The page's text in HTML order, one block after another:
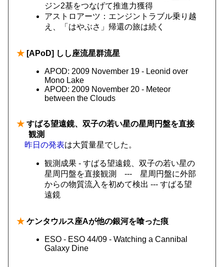
ジン2基をつなげて推進力獲得
アストロアーツ：エンジントラブル乗り越
え、「はやぶさ」帰還の旅は続く
★ [APoD] しし座流星群流星
APOD: 2009 November 19 - Leonid over
Mono Lake
APOD: 2009 November 20 - Meteor
between the Clouds
★ すばる望遠鏡、双子の若い星の星周円盤を直接
観測
昨日の発表は大質量星でした。
観測成果 - すばる望遠鏡、双子の若い星の
星周円盤を直接観測 --- 星周円盤に外部
からの物質流入を初めて検出 --- すばる望
遠鏡
★ ケンタウルス座Aが他の銀河を喰った痕
ESO - ESO 44/09 - Watching a Cannibal
Galaxy Dine